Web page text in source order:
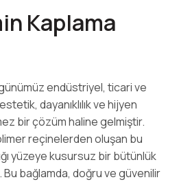
Kaplama
endüstriyel, ticari ve
dayanıklılık ve hijyen
bir çözüm haline gelmiştir.
reçinelerden oluşan bu
yüzeye kusursuz bir bütünlük
bağlamda, doğru ve güvenilir